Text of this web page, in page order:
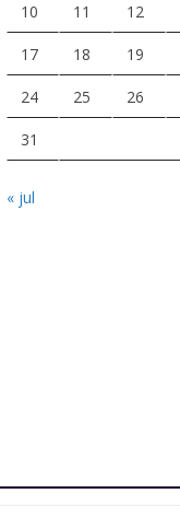
10 11 12
17 18 19
24 25 26
31
« jul